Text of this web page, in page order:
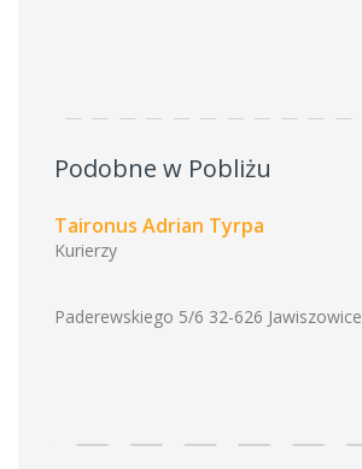
Podobne w Pobliżu
Taironus Adrian Tyrpa
Kurierzy
Paderewskiego 5/6 32-626 Jawiszowice